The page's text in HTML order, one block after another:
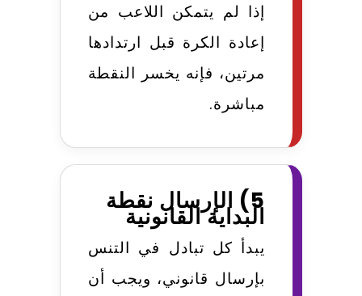
إذا لم يتمكن اللاعب من
إعادة الكرة قبل ارتدادها
مرتين، فإنه يخسر النقطة
مباشرة.
5) الإرسال نقطة
البداية القانونية
يبدأ كل تبادل في التنس
بإرسال قانوني، ويجب أن